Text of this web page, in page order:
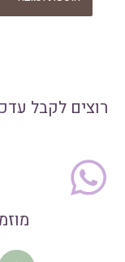
רוצים לקבל